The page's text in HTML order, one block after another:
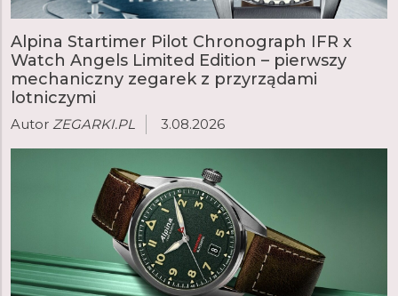
Alpina Startimer Pilot Chronograph IFR x
Watch Angels Limited Edition – pierwszy
mechaniczny zegarek z przyrządami
lotniczymi
Autor ZEGARKI.PL 3.08.2026